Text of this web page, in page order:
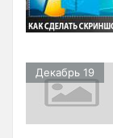
Декабрь 19